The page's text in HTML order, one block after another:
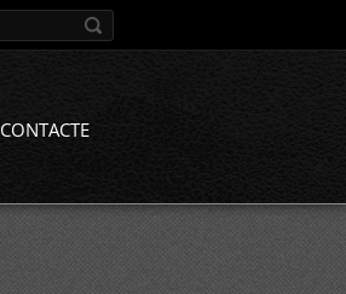
CONTACTE